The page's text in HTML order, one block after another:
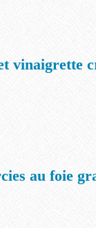
vinaigrette
au foie